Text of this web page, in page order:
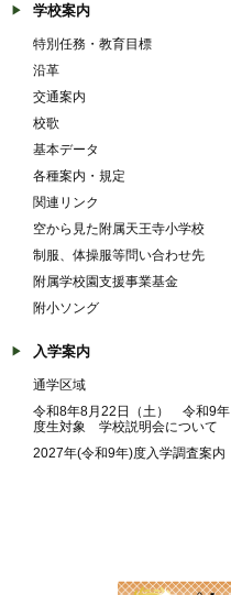
学校案内
特別任務・教育目標
沿革
交通案内
校歌
基本データ
各種案内・規定
関連リンク
空から見た附属天王寺小学校
制服、体操服等問い合わせ先
附属学校園支援事業基金
附小ソング
入学案内
通学区域
令和8年8月22日（土） 令和9年
度生対象 学校説明会について
2027年(令和9年)度入学調査案内